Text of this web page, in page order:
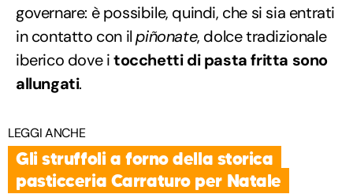
governare: è possibile, quindi, che si sia entrati
in contatto con ilpiñonate, dolce tradizionale
iberico dove itocchetti di pasta fritta sono
allungati.
LEGGI ANCHE
Gli struffoli a forno della storica
pasticceria Carraturo per Natale